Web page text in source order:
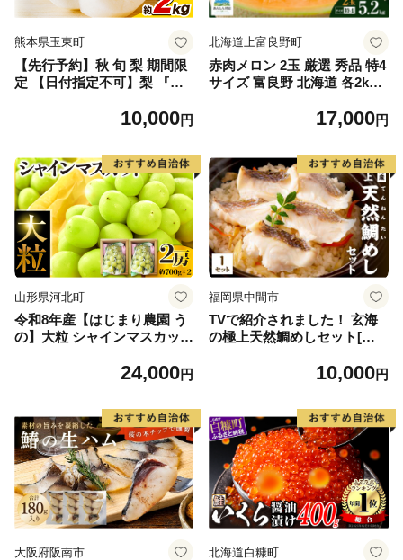
熊本県玉東町
【先行予約】秋 旬 梨 期間限
定 【日付指定不可】梨 『松
ぷり 約2kg 5-7玉前後 《7月
田農園』なし 果物 スイーツ
フルーツ デザート スムージ
ー SDG`s
10,000円
北海道上富良野町
赤肉メロン 2玉 厳選 秀品 特4
サイズ 富良野 北海道 各2kg
富良野 メロン めろん 果物 く
17,000円
山形県河北町
令和8年産【はじまり農園 う
の】大粒 シャインマスカット
河北町産 【河北町観光物産協
24,000円
福岡県中間市
TVで紹介されました！ 玄海
の極上天然鯛めしセット[鯛
だし]【010-0001】10,000円
大阪府阪南市 北海道白糠町